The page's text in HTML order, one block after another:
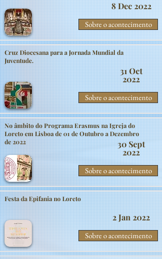
8 Dec 2022
Sobre o acontecimento
Cruz Diocesana para a Jornada Mundial da
Juventude.
31 Oct
2022
Sobre o acontecimento
No âmbito do Programa Erasmus na Igreja do
Loreto em Lisboa de 01 de Outubro a Dezembro
de 2022
30 Sept
2022
Sobre o acontecimento
Festa da Epifania no Loreto
2 Jan 2022
Sobre o acontecimento